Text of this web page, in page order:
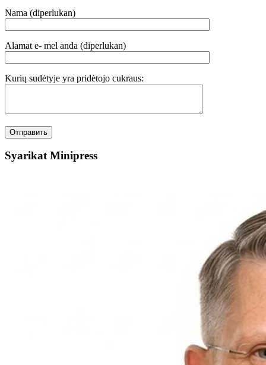
Nama (diperlukan)
Alamat e- mel anda (diperlukan)
Kurių sudėtyje yra pridėtojo cukraus:
Syarikat Minipress